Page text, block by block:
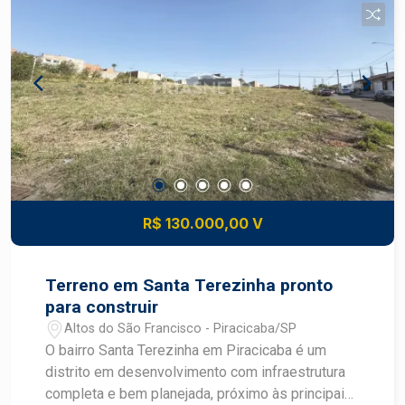
constante de comércio e residências novas, boa
perspectiva de ganho patrimonial Conveniência:
proximidade de escolas, supermercados,
transportes, serviços e lazer comunitário
Construa o imóvel dos seus sonhos com
segurança e excelente potencial de valorização.
Construa seu futuro com quem é agente de
desenvolvimento do mercado imobiliário de
Piracicaba. Agende sua visita.
R$ 130.000,00 V
Terreno em Santa Terezinha pronto
para construir
Altos do São Francisco - Piracicaba/SP
O bairro Santa Terezinha em Piracicaba é um
distrito em desenvolvimento com infraestrutura
completa e bem planejada, próximo às principais